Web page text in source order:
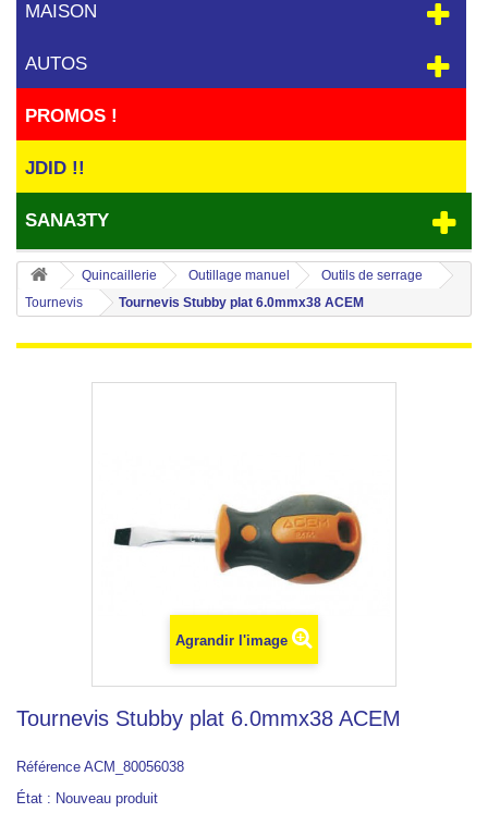
MAISON
AUTOS
PROMOS !
JDID !!
SANA3TY
Quincaillerie Outillage manuel
Outils de serrage
Tournevis
Tournevis Stubby plat 6.0mmx38 ACEM
Agrandir l'image
Tournevis Stubby plat 6.0mmx38 ACEM
Référence ACM_80056038
État : Nouveau produit